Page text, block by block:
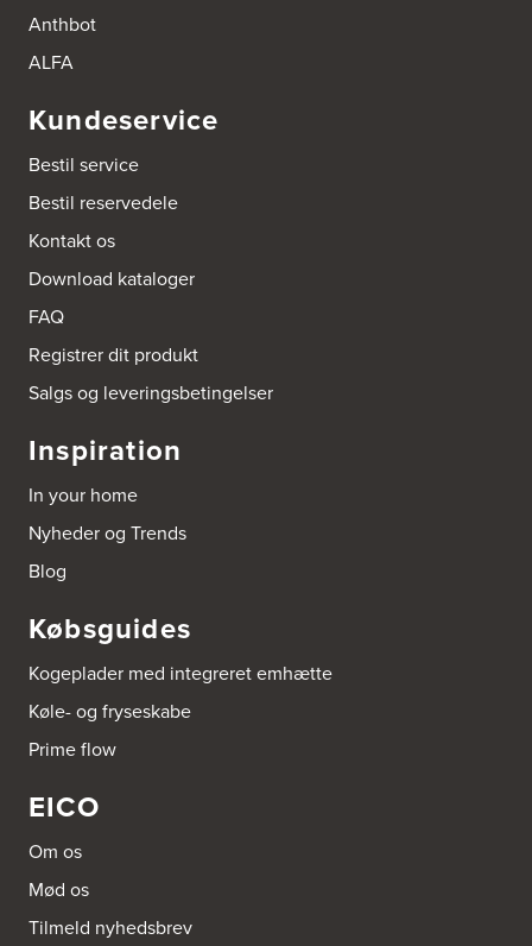
Anthbot
ALFA
Kundeservice
Bestil service
Bestil reservedele
Kontakt os
Download kataloger
FAQ
Registrer dit produkt
Salgs og leveringsbetingelser
Inspiration
In your home
Nyheder og Trends
Blog
Købsguides
Kogeplader med integreret emhætte
Køle- og fryseskabe
Prime flow
EICO
Om os
Mød os
Tilmeld nyhedsbrev